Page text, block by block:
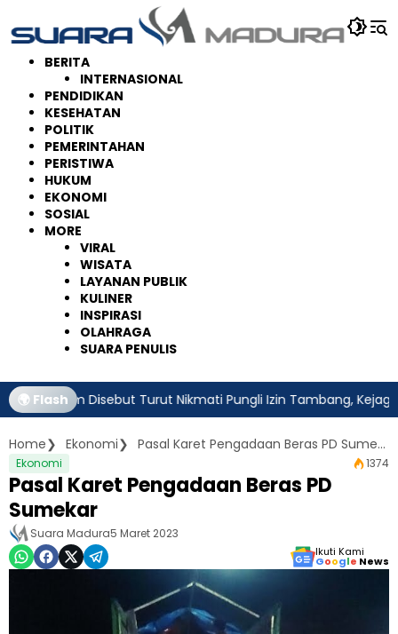
ke
konten
BERITA
INTERNASIONAL
PENDIDIKAN
KESEHATAN
POLITIK
PEMERINTAHAN
PERISTIWA
HUKUM
EKONOMI
SOSIAL
MORE
VIRAL
WISATA
LAYANAN PUBLIK
KULINER
INSPIRASI
OLAHRAGA
SUARA PENULIS
🌍 Flash
Disebut Turut Nikmati Pungli Izin Tambang, Kejagung
Home Ekonomi Pasal Karet Pengadaan Beras PD Sumekar
Ekonomi 1374
Pasal Karet Pengadaan Beras PD
Sumekar
Suara Madura5 Maret 2023
Ikuti Kami
Google News